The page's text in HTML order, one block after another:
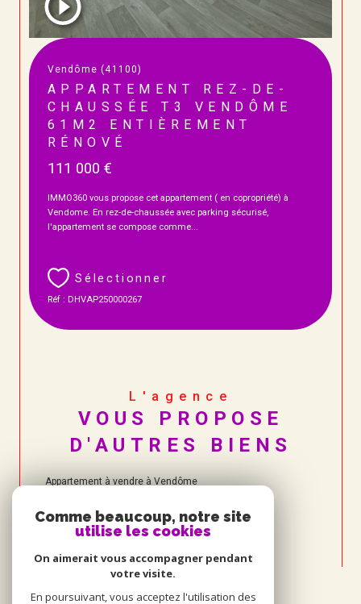
Vendôme (41100)
APPARTEMENT REZ-DE-
CHAUSSÉE T3 VENDÔME
61M2 ENTIÈREMENT
RÉNOVÉ
111 000 €
IMMO360 vous propose cet appartement ( en copropriété) à
Vendome. En rez-de-chaussée avec parking sécurisé,
l'appartement se compose comme...
Sélectionner
Réf : DHVAP250000267
L'agence
VOUS PROPOSE
D'AUTRES BIENS
Appartement à vendre à Vendôme
Comme beaucoup, notre site
utilise les cookies
On aimerait vous accompagner pendant
votre visite.
En poursuivant, vous acceptez l'utilisation des